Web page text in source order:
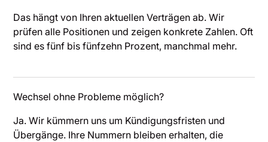
Das hängt von Ihren aktuellen Verträgen ab. Wir
prüfen alle Positionen und zeigen konkrete Zahlen. Oft
sind es fünf bis fünfzehn Prozent, manchmal mehr.
Wechsel ohne Probleme möglich?
Ja. Wir kümmern uns um Kündigungsfristen und
Übergänge. Ihre Nummern bleiben erhalten, die